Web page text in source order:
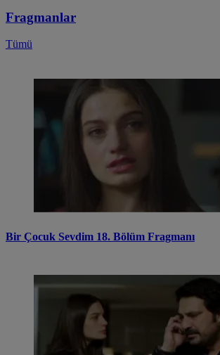
Fragmanlar
Tümü
Bir Çocuk Sevdim 18. Bölüm Fragmanı